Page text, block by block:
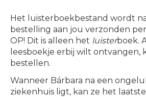
Het luisterboekbestand wordt
bestelling aan jou verzonden per
OP! Dit is alleen het luisterboek.
leesboekje erbij wilt ontvangen,
bestellen.
Wanneer Bárbara na een
ziekenhuis ligt, kan ze het